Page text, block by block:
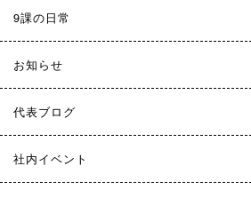
9課の日常
お知らせ
代表ブログ
社内イベント